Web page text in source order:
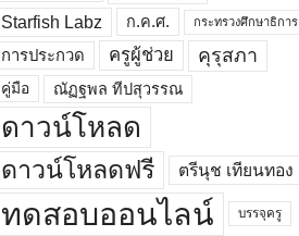
Starfish Labz
ก.ค.ศ. กระทรวงศึกษาธิการ
การประกวด ครูผู้ช่วย คุรุสภา
คู่มือ ณัฏฐพล ทีปสุวรรณ
ดาวน์โหลด
ดาวน์โหลดฟรี ตรีนุช เทียนทอง
ทดสอบออนไลน์ บรรจุครู